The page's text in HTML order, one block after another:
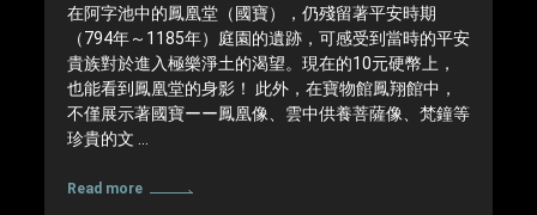
在阿字池中的鳳凰堂（國寶），仍殘留著平安時期
（794年～1185年）庭園的遺跡，可感受到當時的平安
貴族對於進入極樂淨土的渴望。現在的10元硬幣上，
也能看到鳳凰堂的身影！ 此外，在寶物館鳳翔館中，
不僅展示著國寶ーー鳳凰像、雲中供養菩薩像、梵鐘等
珍貴的文 …
Read more